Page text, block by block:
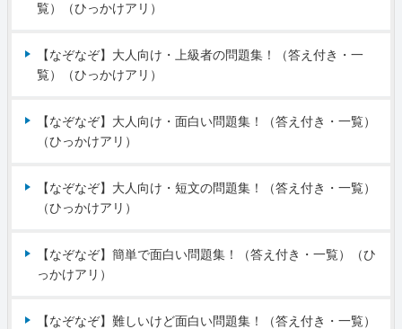
覧）（ひっかけアリ）
【なぞなぞ】大人向け・上級者の問題集！（答え付き・一
覧）（ひっかけアリ）
【なぞなぞ】大人向け・面白い問題集！（答え付き・一覧）
（ひっかけアリ）
【なぞなぞ】大人向け・短文の問題集！（答え付き・一覧）
（ひっかけアリ）
【なぞなぞ】簡単で面白い問題集！（答え付き・一覧）（ひ
っかけアリ）
【なぞなぞ】難しいけど面白い問題集！（答え付き・一覧）